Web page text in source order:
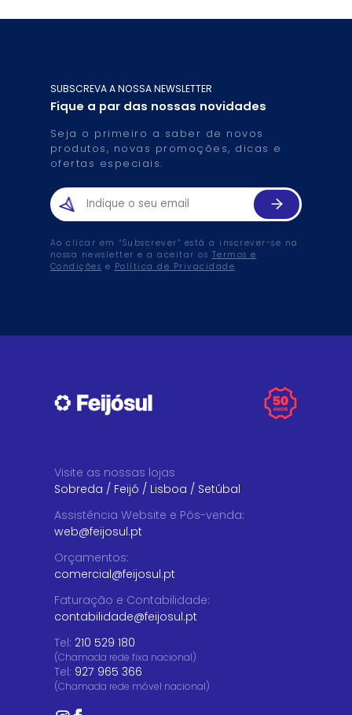
SUBSCREVA A NOSSA NEWSLETTER
Fique a par das nossas novidades
Seja o primeiro a saber de novos
produtos, novas promoções, dicas e
ofertas especiais.
Ao clicar em “Subscrever” está a inscrever-se na
nossa newsletter e a aceitar os Termos e
Condições e Política de Privacidade.
Visite as nossas lojas
Sobreda / Feijó / Lisboa / Setúbal
Assistência Website e Pós-venda:
web@feijosul.pt
Orçamentos:
comercial@feijosul.pt
Faturação e Contabilidade:
contabilidade@feijosul.pt
Tel: 210 529 180
(Chamada rede fixa nacional)
Tel: 927 965 366
(Chamada rede móvel nacional)